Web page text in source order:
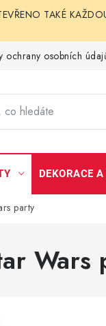
TAKÉ
ochrany osobních
DEKORACE
party
Wars